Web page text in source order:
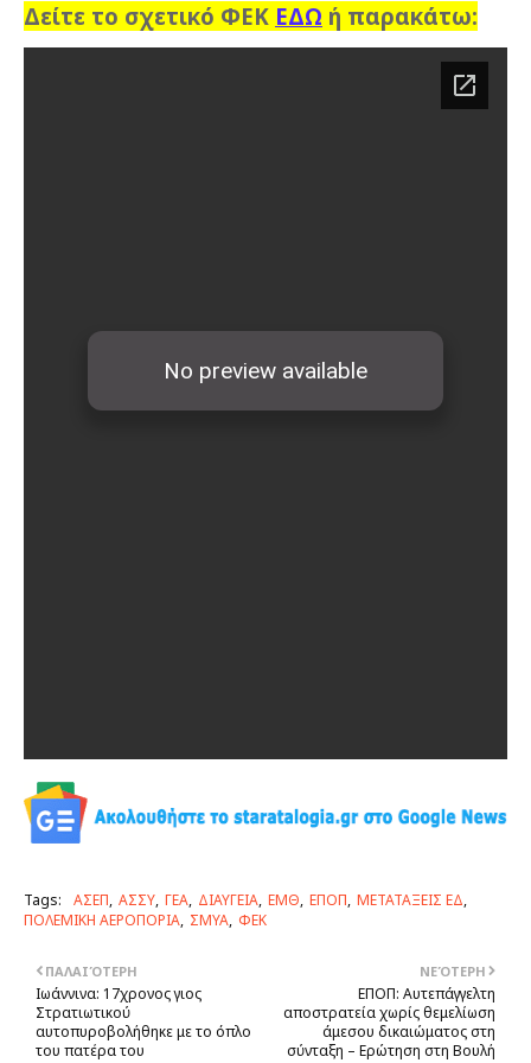
Δείτε τo σχετικό ΦΕΚ ΕΔΩ ή παρακάτω:
Tags: ΑΣΕΠ ΑΣΣΥ ΓΕΑ ΔΙΑΥΓΕΙΑ ΕΜΘ ΕΠΟΠ ΜΕΤΑΤΑΞΕΙΣ ΕΔ
ΠΟΛΕΜΙΚΗ ΑΕΡΟΠΟΡΙΑ ΣΜΥΑ ΦΕΚ
ΝΕΌΤΕΡΗ
ΕΠΟΠ: Αυτεπάγγελτη
αποστρατεία χωρίς θεμελίωση
άμεσου δικαιώματος στη
σύνταξη – Ερώτηση στη Βουλή
ΠΑΛΑΙΌΤΕΡΗ
Ιωάννινα: 17χρονος γιος
Στρατιωτικού
αυτοπυροβολήθηκε με το όπλο
του πατέρα του